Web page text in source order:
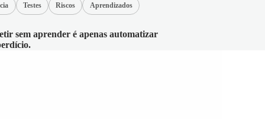
Testes Riscos Aprendizados
sem aprender é apenas automatizar